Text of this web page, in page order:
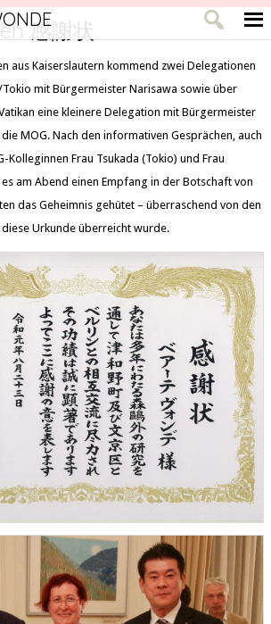
感謝状
aus Kaiserslautern kommend zwei Delegationen
mit Bürgermeister Narisawa sowie über
eine kleinere Delegation mit Bürgermeister
MOG. Nach den informativen Gesprächen, auch
Kolleginnen Frau Tsukada (Tokio) und Frau
am Abend einen Empfang in der Botschaft von
das Geheimnis gehütet – überraschend von den
Urkunde überreicht wurde.